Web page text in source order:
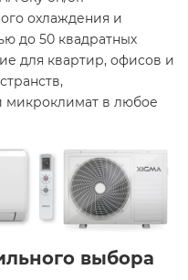
охлаждения и
до 50 квадратных
для квартир, офисов и
в любое
выбора